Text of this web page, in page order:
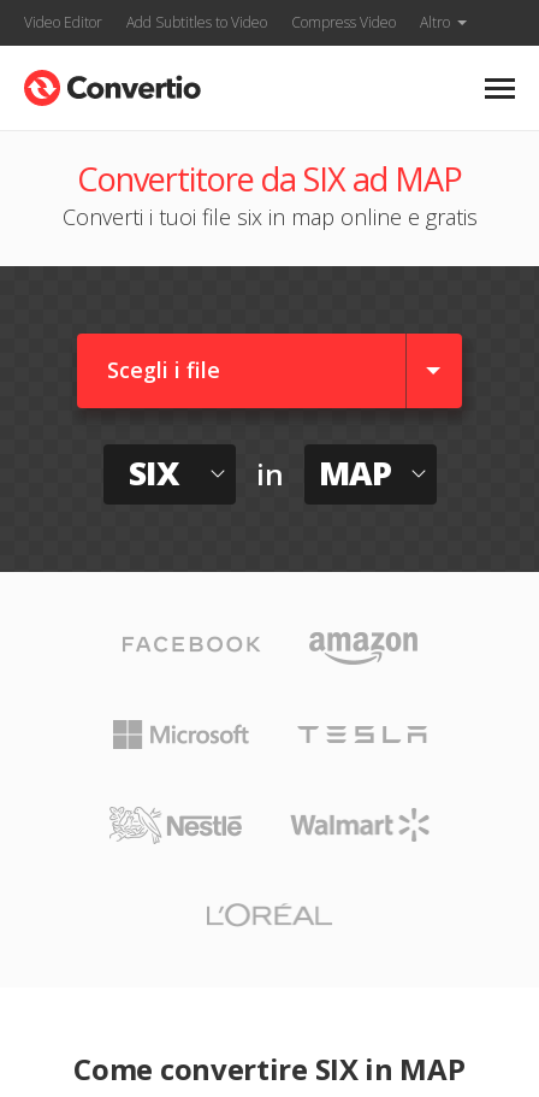
Video Editor Add Subtitles to Video Compress Video Altro
Convertitore da SIX ad MAP
Converti i tuoi file six in map online e gratis
Scegli i file
SIX in MAP
Come convertire SIX in MAP